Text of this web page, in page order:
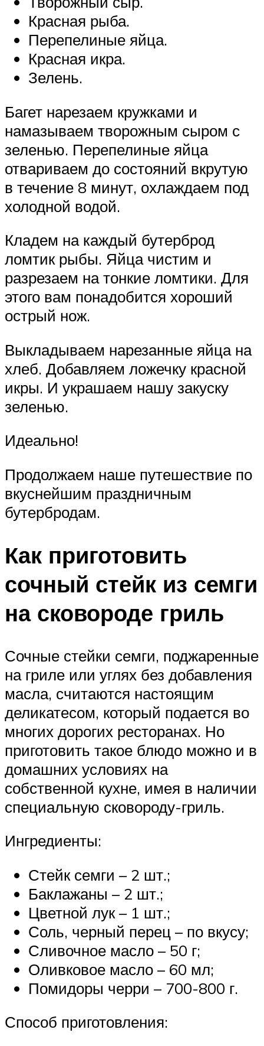
Красная рыба.
Перепелиные яйца.
Красная икра.
Зелень.
Багет нарезаем кружками и
намазываем творожным сыром с
зеленью. Перепелиные яйца
отвариваем до состояний вкрутую
в течение 8 минут, охлаждаем под
холодной водой.
Кладем на каждый бутерброд
ломтик рыбы. Яйца чистим и
разрезаем на тонкие ломтики. Для
этого вам понадобится хороший
острый нож.
Выкладываем нарезанные яйца на
хлеб. Добавляем ложечку красной
икры. И украшаем нашу закуску
зеленью.
Идеально!
Продолжаем наше путешествие по
вкуснейшим праздничным
бутербродам.
Как приготовить
сочный стейк из семги
на сковороде гриль
Сочные стейки семги, поджаренные
на гриле или углях без добавления
масла, считаются настоящим
деликатесом, который подается во
многих дорогих ресторанах. Но
приготовить такое блюдо можно и в
домашних условиях на
собственной кухне, имея в наличии
специальную сковороду-гриль.
Ингредиенты:
Стейк семги – 2 шт.;
Баклажаны – 2 шт.;
Цветной лук – 1 шт.;
Соль, черный перец – по вкусу;
Сливочное масло – 50 г;
Оливковое масло – 60 мл;
Помидоры черри – 700-800 г.
Способ приготовления: